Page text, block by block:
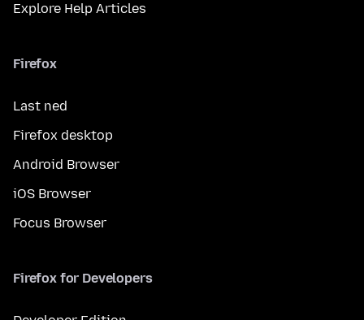
Explore Help Articles
Firefox
Last ned
Firefox desktop
Android Browser
iOS Browser
Focus Browser
Firefox for Developers